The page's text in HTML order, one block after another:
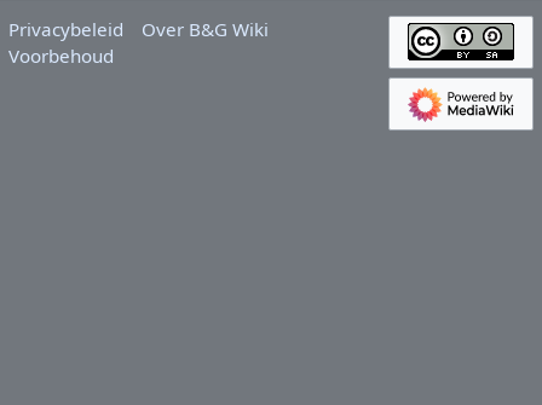
Privacybeleid
Over B&G Wiki
Voorbehoud